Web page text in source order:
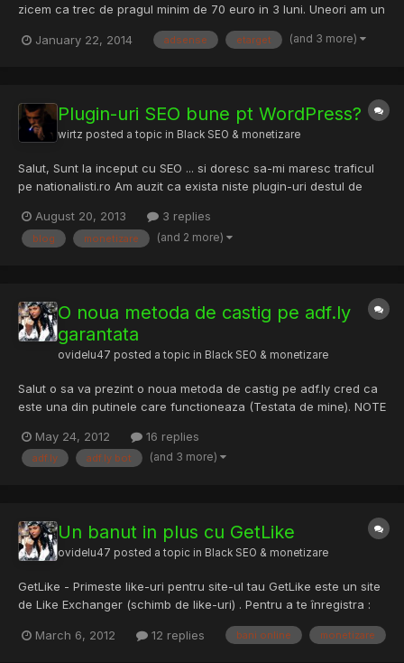
zicem ca trec de pragul minim de 70 euro in 3 luni. Uneori am un
constatat ca daca postez pe facebook articolele de pe blog si
January 22, 2014 adsense etarget (and 3 more)
Plugin-uri SEO bune pt WordPress?
wirtz posted a topic in Black SEO & monetizare
Salut, Sunt la inceput cu SEO ... si doresc sa-mi maresc traficul
pe nationalisti.ro Am auzit ca exista niste plugin-uri destul de
neaparat SEO (in afara de promovare fb). Scz pt deranj... dar nu-
s expert... stau aici pe forum sa invat...
August 20, 2013 3 replies
blog monetizare (and 2 more)
O noua metoda de castig pe adf.ly
garantata
ovidelu47 posted a topic in Black SEO & monetizare
Salut o sa va prezint o noua metoda de castig pe adf.ly cred ca
este una din putinele care functioneaza (Testata de mine). NOTE
spoiler below to show you the method Exploit Status :- WORKING
Works for other PTC Sites :- YES...
May 24, 2012 16 replies
adf.ly adf.ly bot (and 3 more)
Un banut in plus cu GetLike
ovidelu47 posted a topic in Black SEO & monetizare
GetLike - Primeste like-uri pentru site-ul tau GetLike este un site
de Like Exchanger (schimb de like-uri) . Pentru a te înregistra :
Ce are in plus fata de altele ? Po?i câ?tiga ?i ni?te b?nu?i :
March 6, 2012 12 replies bani online monetizare